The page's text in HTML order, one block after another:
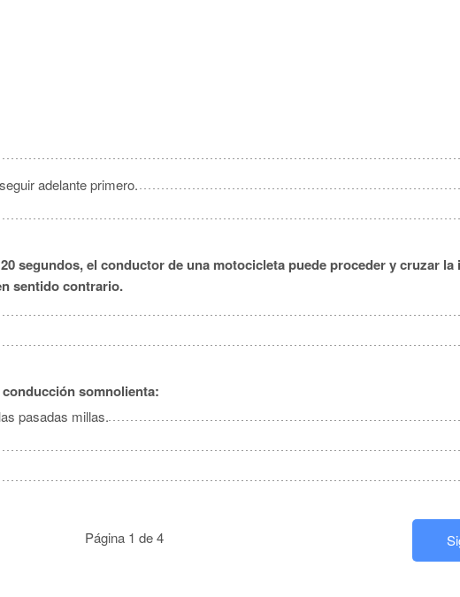
adelante primero.
segundos, el conductor de una motocicleta puede proceder y cruzar
sentido contrario.
somnolienta:
pasadas millas.
Página 1 de 4